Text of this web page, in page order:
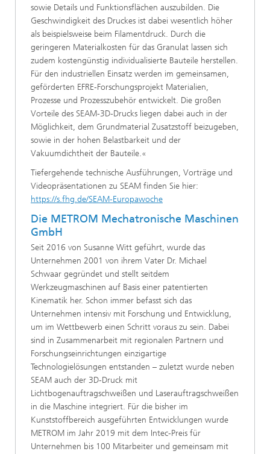
sowie Details und Funktionsflächen auszubilden. Die
Geschwindigkeit des Druckes ist dabei wesentlich höher
als beispielsweise beim Filamentdruck. Durch die
geringeren Materialkosten für das Granulat lassen sich
zudem kostengünstig individualisierte Bauteile herstellen.
Für den industriellen Einsatz werden im gemeinsamen,
geförderten EFRE-Forschungsprojekt Materialien,
Prozesse und Prozesszubehör entwickelt. Die großen
Vorteile des SEAM-3D-Drucks liegen dabei auch in der
Möglichkeit, dem Grundmaterial Zusatzstoff beizugeben,
sowie in der hohen Belastbarkeit und der
Vakuumdichtheit der Bauteile.«
Tiefergehende technische Ausführungen, Vorträge und
Videopräsentationen zu SEAM finden Sie hier:
https://s.fhg.de/SEAM-Europawoche
Die METROM Mechatronische Maschinen
GmbH
Seit 2016 von Susanne Witt geführt, wurde das
Unternehmen 2001 von ihrem Vater Dr. Michael
Schwaar gegründet und stellt seitdem
Werkzeugmaschinen auf Basis einer patentierten
Kinematik her. Schon immer befasst sich das
Unternehmen intensiv mit Forschung und Entwicklung,
um im Wettbewerb einen Schritt voraus zu sein. Dabei
sind in Zusammenarbeit mit regionalen Partnern und
Forschungs­einrichtungen einzigartige
Technologielösungen entstanden – zuletzt wurde neben
SEAM auch der 3D-Druck mit
Lichtbogenauftragschweißen und Laserauftragschweißen
in die Maschine integriert. Für die bisher im
Kunststoffbereich ausgeführten Entwicklungen wurde
METROM im Jahr 2019 mit dem Intec-Preis für
Unternehmen bis 100 Mitarbeiter und gemeinsam mit